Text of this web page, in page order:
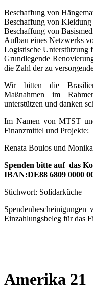
Beschaffung von
Beschaffung von
Beschaffung von
Aufbau eines Netzwerks
Logistische Unterstützung
Grundlegende
die Zahl der zu
Wir bitten die
Maßnahmen im
unterstützen und danken
Im Namen von MTST
Finanzmittel und Projekte:
Renata Boulos und
Spenden bitte auf das
IBAN:DE88 6809 0000
Stichwort: Solidarküche
Einzahlungsbeleg für das
Amerika 21